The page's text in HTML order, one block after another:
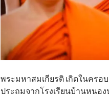
พระมหาสมเกียรติ เกิดในครอ
ประถมจากโรงเรียนบ้านหนอ